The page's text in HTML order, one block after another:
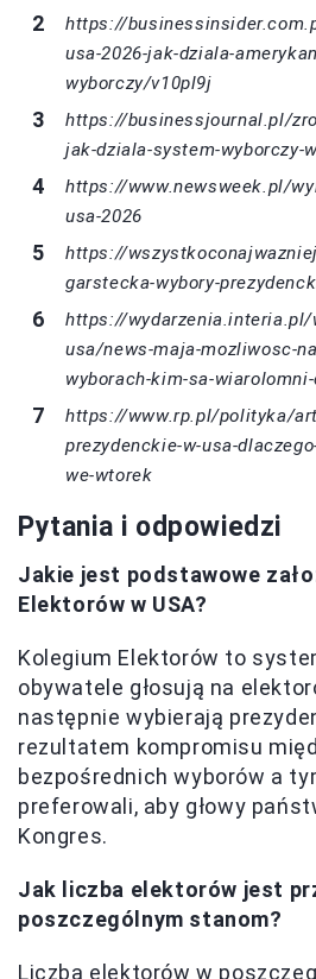
https://
usa-2026-jak-dziala-
wyborczy/v10pl9j
https://businessjournal.pl/
jak-dziala-system-wyborczy-
https://www.newsweek.pl/
usa-2026
https://
garstecka-wybory-
https://wydarzenia.interia.pl/
usa/news-maja-mozliwosc-
wyborach-kim-sa-
https://www.rp.pl/polityka/
prezydenckie-w-usa-
we-wtorek
Pytania i odpowiedzi
Jakie jest podstawowe
Elektorów w USA?
Kolegium Elektorów to
obywatele głosują na
następnie wybierają
rezultatem kompromisu
bezpośrednich wyborów a
preferowali, aby głowy
Kongres.
Jak liczba elektorów jest
poszczególnym stanom?
Liczba elektorów w